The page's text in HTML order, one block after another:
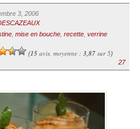
3, 2006
, mise en bouche, recette, verrine
(15avis, moyenne : 3,87sur 5)
27